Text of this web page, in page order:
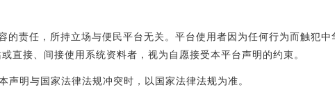
责任，所持立场与便民平台无关。平台使用者因为任何行为而触犯
直接、间接使用系统资料者，视为自愿接受本平台声明的约束。
明与国家法律法规冲突时，以国家法律法规为准。